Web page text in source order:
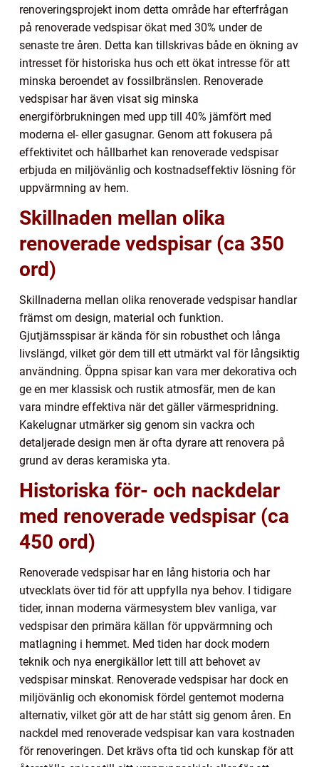
renoveringsprojekt inom detta område har efterfrågan
på renoverade vedspisar ökat med 30% under de
senaste tre åren. Detta kan tillskrivas både en ökning av
intresset för historiska hus och ett ökat intresse för att
minska beroendet av fossilbränslen. Renoverade
vedspisar har även visat sig minska
energiförbrukningen med upp till 40% jämfört med
moderna el- eller gasugnar. Genom att fokusera på
effektivitet och hållbarhet kan renoverade vedspisar
erbjuda en miljövänlig och kostnadseffektiv lösning för
uppvärmning av hem.
Skillnaden mellan olika
renoverade vedspisar (ca 350
ord)
Skillnaderna mellan olika renoverade vedspisar handlar
främst om design, material och funktion.
Gjutjärnsspisar är kända för sin robusthet och långa
livslängd, vilket gör dem till ett utmärkt val för långsiktig
användning. Öppna spisar kan vara mer dekorativa och
ge en mer klassisk och rustik atmosfär, men de kan
vara mindre effektiva när det gäller värmespridning.
Kakelugnar utmärker sig genom sin vackra och
detaljerade design men är ofta dyrare att renovera på
grund av deras keramiska yta.
Historiska för- och nackdelar
med renoverade vedspisar (ca
450 ord)
Renoverade vedspisar har en lång historia och har
utvecklats över tid för att uppfylla nya behov. I tidigare
tider, innan moderna värmesystem blev vanliga, var
vedspisar den primära källan för uppvärmning och
matlagning i hemmet. Med tiden har dock modern
teknik och nya energikällor lett till att behovet av
vedspisar minskat. Renoverade vedspisar har dock en
miljövänlig och ekonomisk fördel gentemot moderna
alternativ, vilket gör att de har stått sig genom åren. En
nackdel med renoverade vedspisar kan vara kostnaden
för renoveringen. Det krävs ofta tid och kunskap för att